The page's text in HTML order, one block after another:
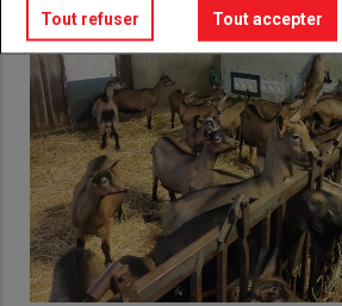
Tout refuser Tout accepter